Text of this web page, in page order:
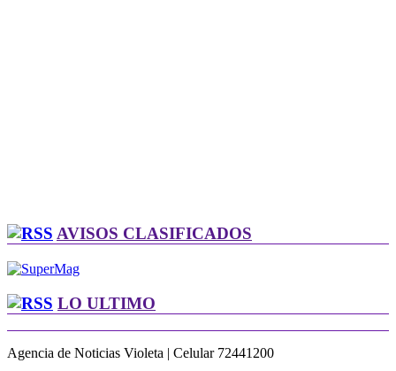
AVISOS CLASIFICADOS
LO ULTIMO
Agencia de Noticias Violeta | Celular 72441200